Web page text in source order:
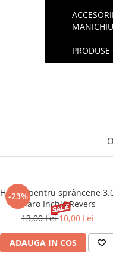
ACCESORII
PRODUSE
-23%
Henna pentru sprâncene
Maro Inchis Revers
13,00 Lei10,00 Lei
ADAUGA IN COS